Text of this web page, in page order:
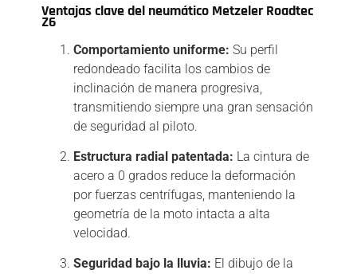
Ventajas clave del neumático Metzeler Roadtec
Z6
Comportamiento uniforme: Su perfil
redondeado facilita los cambios de
inclinación de manera progresiva,
transmitiendo siempre una gran sensación
de seguridad al piloto.
Estructura radial patentada: La cintura de
acero a 0 grados reduce la deformación
por fuerzas centrífugas, manteniendo la
geometría de la moto intacta a alta
velocidad.
Seguridad bajo la lluvia: El dibujo de la